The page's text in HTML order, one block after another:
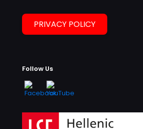
PRIVACY POLICY
Follow Us